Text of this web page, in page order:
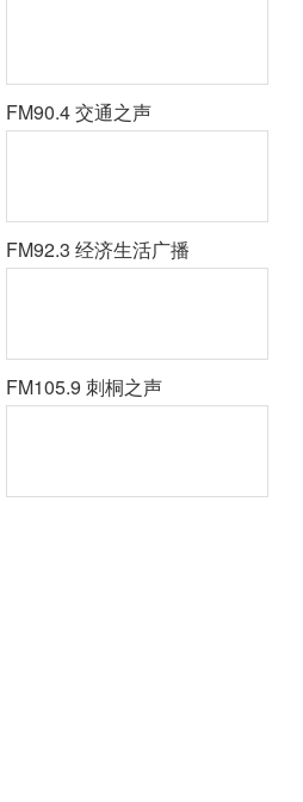
FM90.4 交通之声
FM92.3 经济生活广播
FM105.9 刺桐之声